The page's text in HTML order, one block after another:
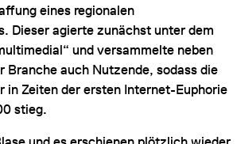
eines regionalen
Dieser agierte zunächst unter dem
und versammelte neben
Branche auch Nutzende, sodass die
in Zeiten der ersten Internet-Euphorie
stieg.